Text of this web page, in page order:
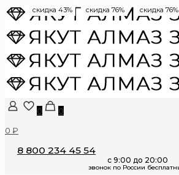
0
0
0 ₽
8 800 234 45 54
скидка 43% скидка 76% скидка 76%